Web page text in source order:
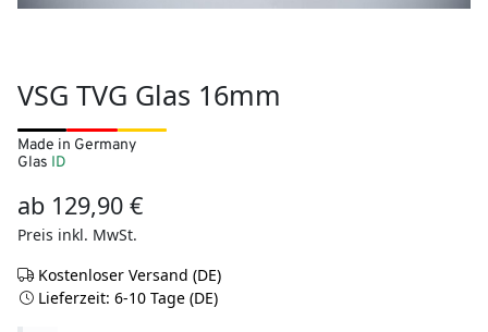
VSG TVG Glas 16mm
Made in Germany
Glas ID
ab 129,90 €
Preis inkl. MwSt.
Kostenloser Versand (DE)
Lieferzeit: 6-10 Tage (DE)